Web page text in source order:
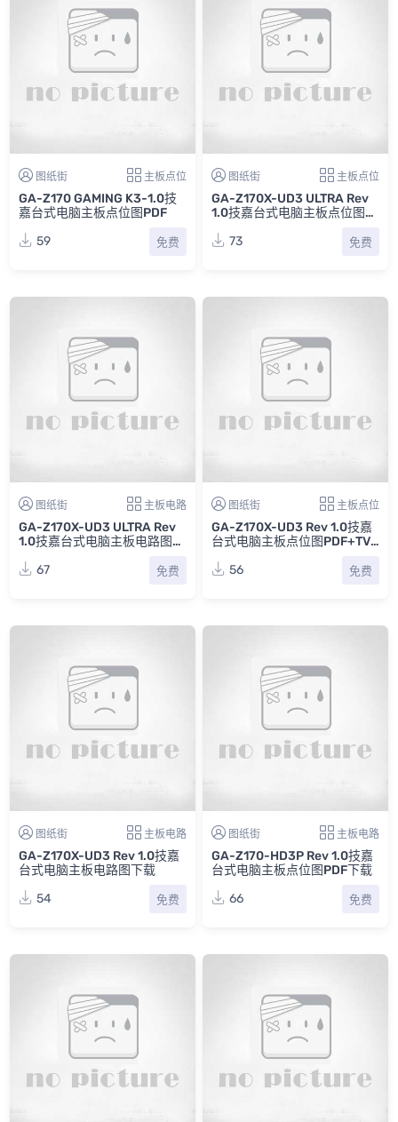
图纸街 主板点位
GA-Z170 GAMING K3-1.0技
嘉台式电脑主板点位图PDF
59
免费
图纸街 主板点位
GA-Z170X-UD3 ULTRA Rev
1.0技嘉台式电脑主板点位图P
73
免费
图纸街 主板电路
GA-Z170X-UD3 ULTRA Rev
1.0技嘉台式电脑主板电路图下
67
免费
图纸街 主板点位
GA-Z170X-UD3 Rev 1.0技嘉
台式电脑主板点位图PDF+TV
56
免费
图纸街 主板电路
GA-Z170X-UD3 Rev 1.0技嘉
台式电脑主板电路图下载
54
免费
图纸街 主板电路
GA-Z170-HD3P Rev 1.0技嘉
台式电脑主板点位图PDF下载
66
免费